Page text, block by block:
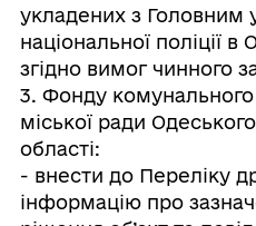
укладених з Головним
національної поліції в
згідно вимог чинного
3. Фонду комунального
міської ради
області:
- внести до Переліку
інформацію про